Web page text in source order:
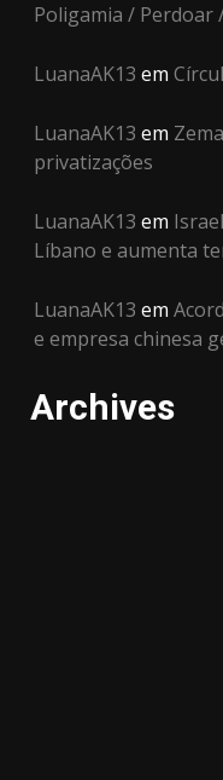
Poligamia / Perdoar
LuanaAK13 em
LuanaAK13 em
privatizações
LuanaAK13 em
Líbano e aumenta
LuanaAK13 em
e empresa chinesa
Archives